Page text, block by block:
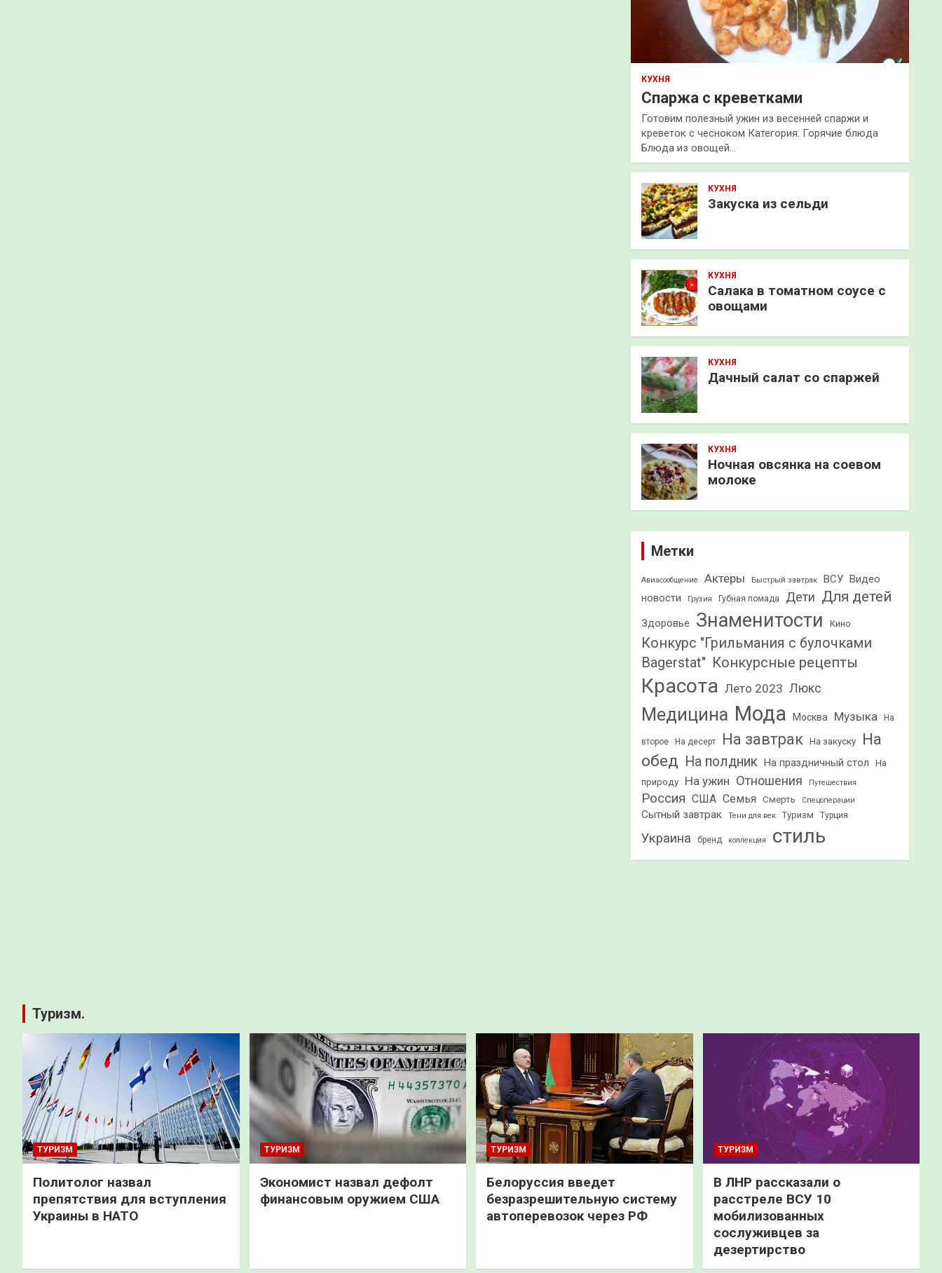
КУХНЯ
Спаржа с креветками
Готовим полезный ужин из весенней спаржи и
креветок с чесноком Категория: Горячие блюда
Блюда из овощей…
КУХНЯ
Закуска из сельди
КУХНЯ
Салака в томатном соусе с
овощами
КУХНЯ
Дачный салат со спаржей
КУХНЯ
Ночная овсянка на соевом
молоке
Метки
Авиасообщение Актеры Быстрый завтрак ВСУ Видео
новости
Грузия Губная помада Дети Для детей
Здоровье Знаменитости Кино
Конкурс "Грильмания с булочками
Bagerstat" Конкурсные рецепты
Красота Лето 2023 Люкс
Медицина Мода Москва Музыка На
второе На десерт На завтрак На закуску
На
обед На полдник На праздничный стол
На
природу
На ужин Отношения Путешествия
Россия США Семья Смерть Спецоперации
Сытный завтрак Тени для век Туризм Турция
Украина бренд коллекция стиль
Туризм.
ТУРИЗМ
Политолог назвал
препятствия для вступления
Украины в НАТО
ТУРИЗМ
Экономист назвал дефолт
финансовым оружием США
ТУРИЗМ
Белоруссия введет
безразрешительную систему
автоперевозок через РФ
ТУРИЗМ
В ЛНР рассказали о
расстреле ВСУ 10
мобилизованных
сослуживцев за
дезертирство